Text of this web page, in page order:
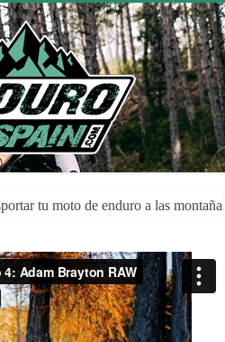
tu moto de enduro a las